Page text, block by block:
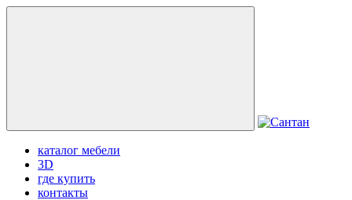
каталог мебели
3D
где купить
контакты